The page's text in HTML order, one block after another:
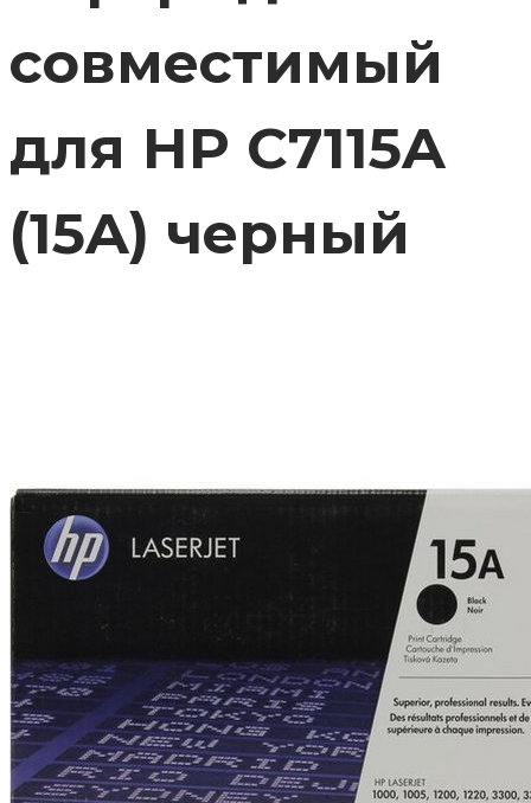
совместимый
для HP C7115A
(15A) черный